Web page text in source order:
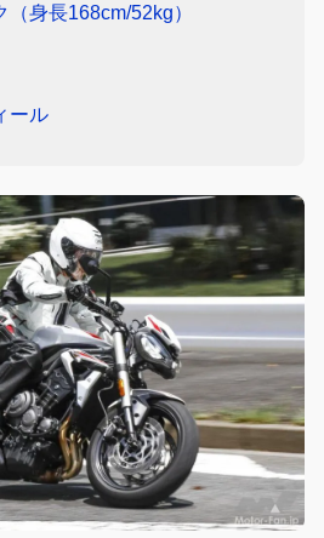
身長168cm/52kg）
ール